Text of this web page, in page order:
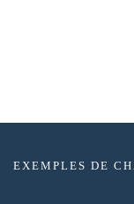
EXEMPLES DE